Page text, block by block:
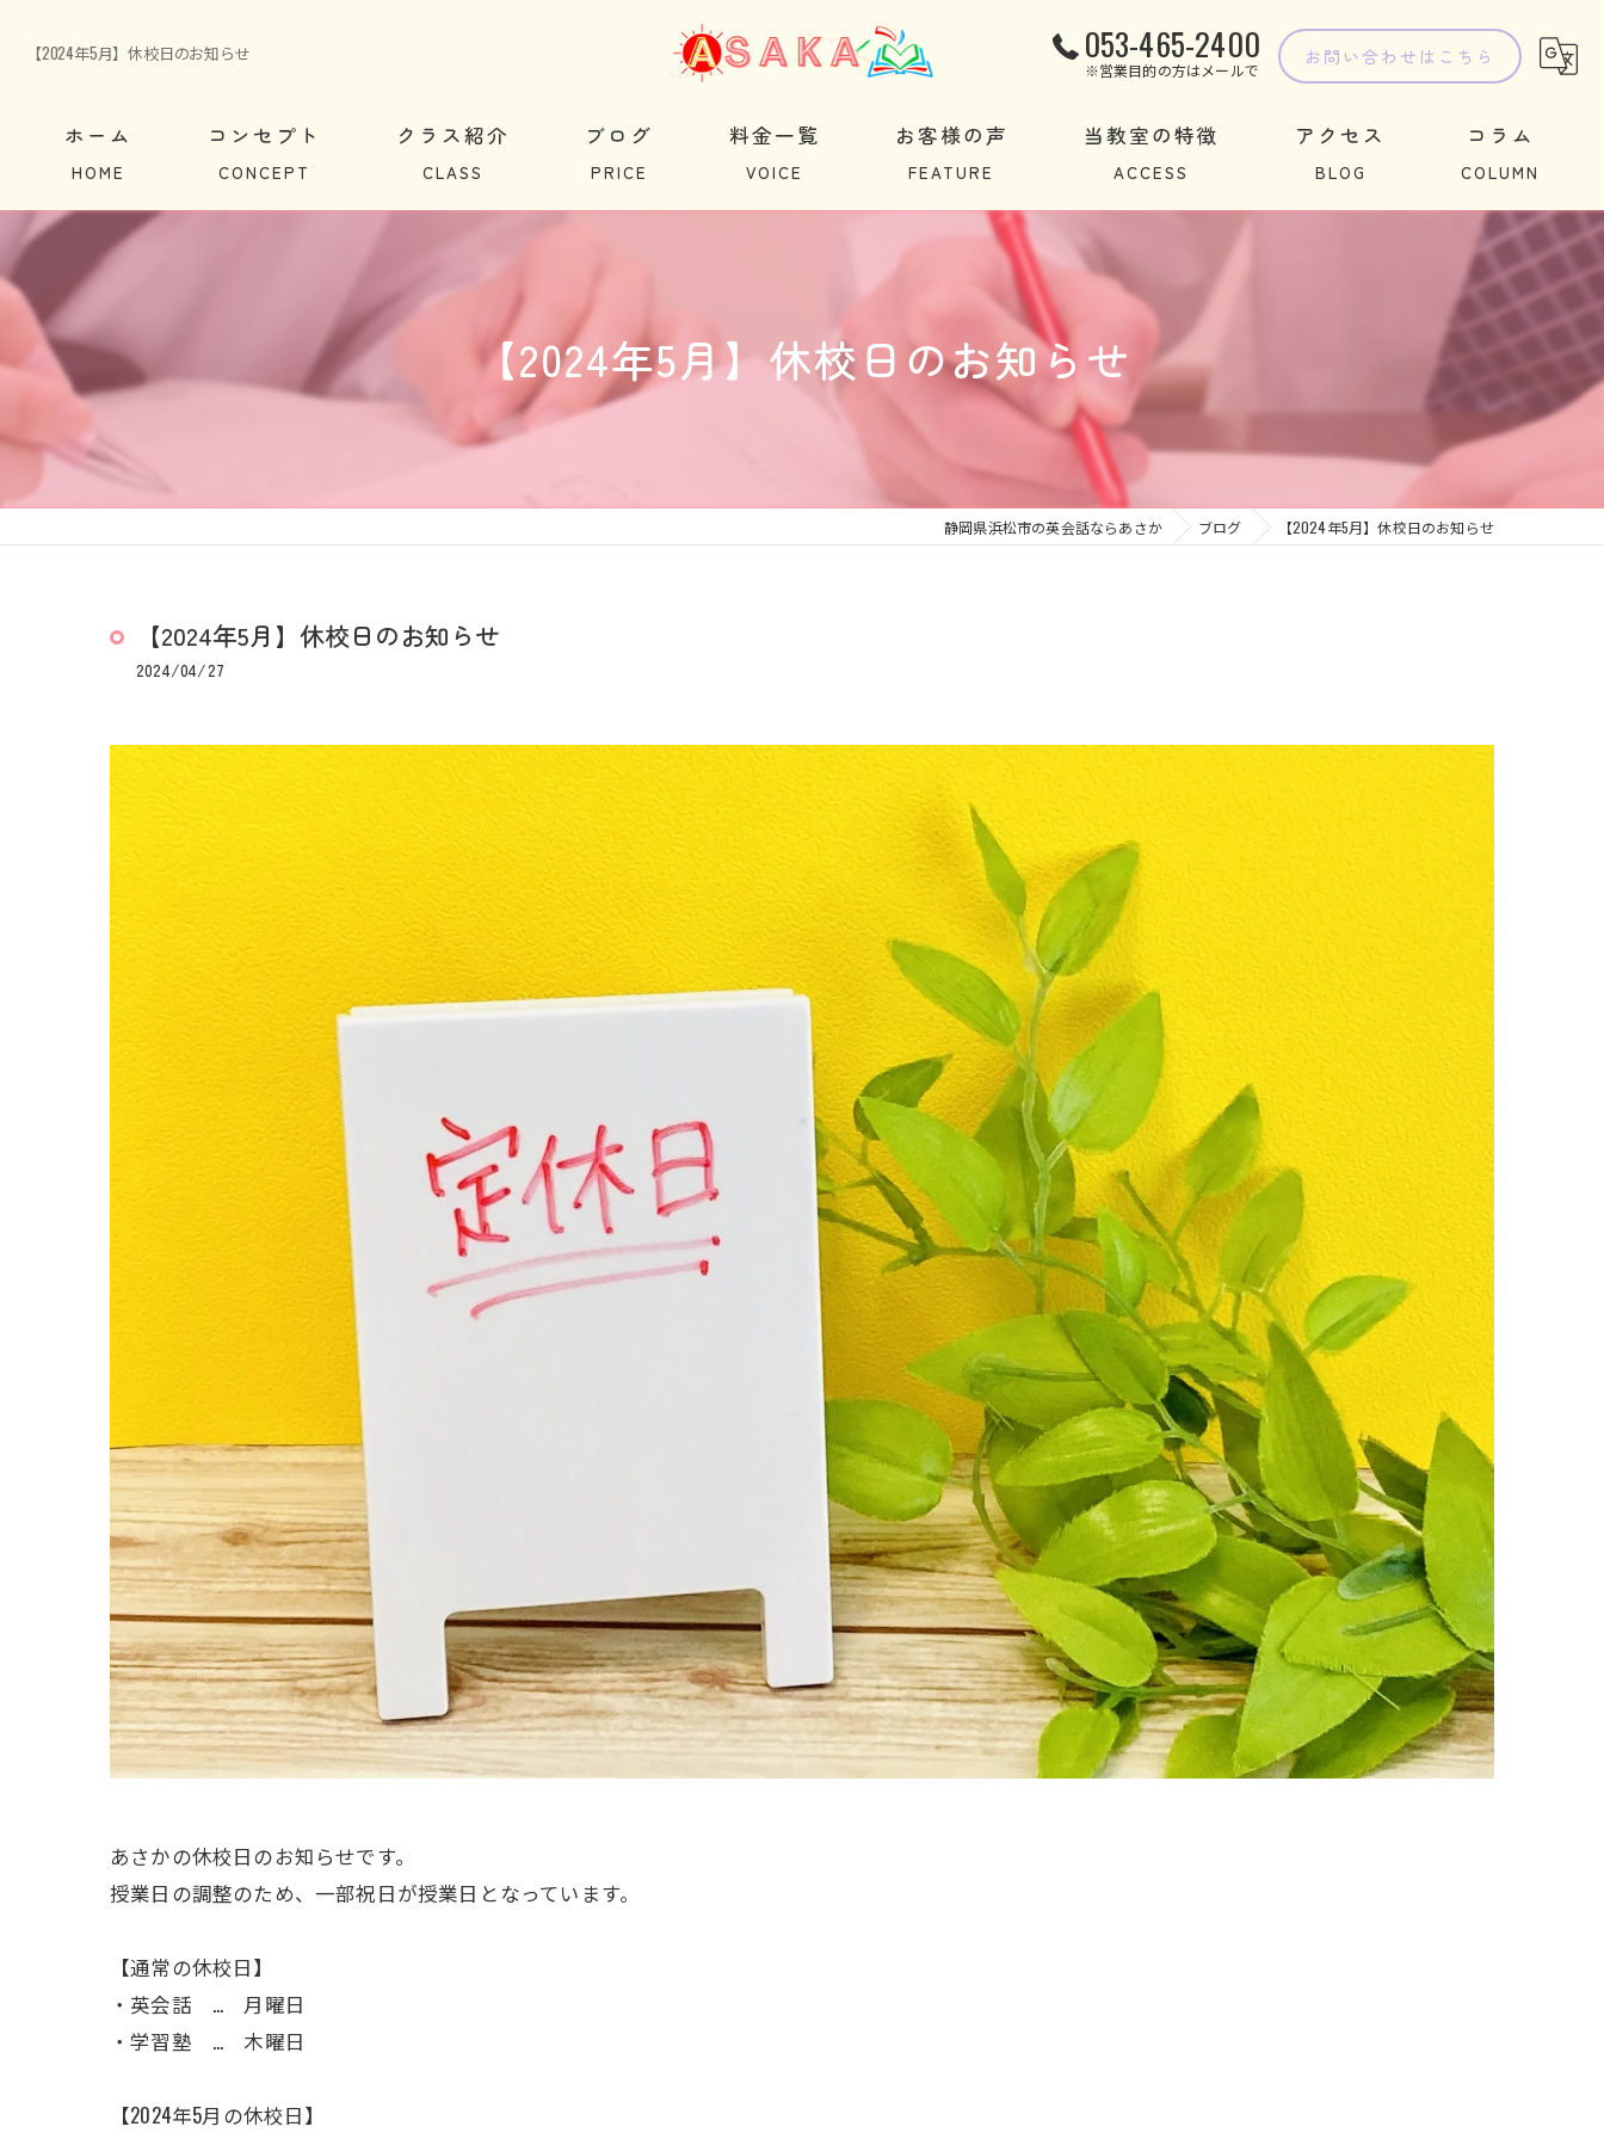
【2024年5月】休校日のお知らせ 053-465-2400
※営業目的の方はメールで
お問い合わせはこちら
ホーム コンセプト クラス紹介
ブロードバンド
よくある質問
ブログ 料金一覧 お客様の声 当教室の特徴
子ども
指導
習い事
教室
アクセス コラム
【2024年5月】休校日のお知らせ
静岡県浜松市の英会話ならあさか ブログ 【2024年5月】休校日のお知らせ
【2024年5月】休校日のお知らせ
2024/04/27
あさかの休校日のお知らせです。
授業日の調整のため、一部祝日が授業日となっています。
【通常の休校日】
・英会話 … 月曜日
・学習塾 … 木曜日
【2024年5月の休校日】